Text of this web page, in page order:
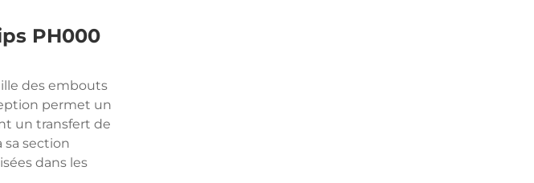
PH000
des embouts
permet un
un transfert de
sa section
dans les